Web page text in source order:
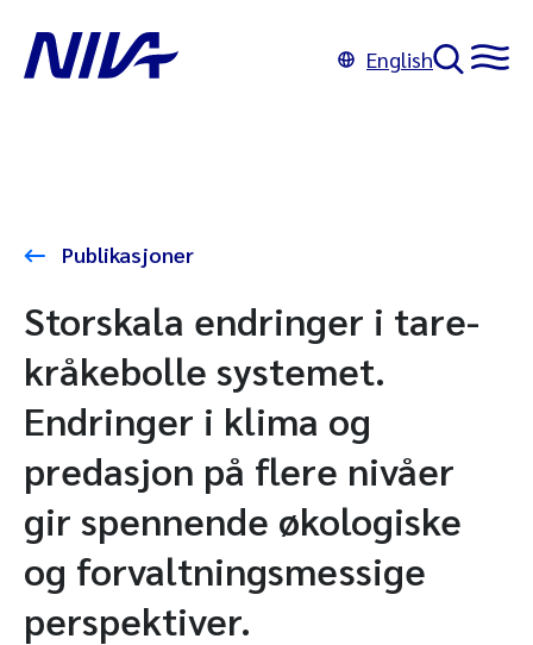
English
Publikasjoner
Storskala endringer i tare-
kråkebolle systemet.
Endringer i klima og
predasjon på flere nivåer
gir spennende økologiske
og forvaltningsmessige
perspektiver.